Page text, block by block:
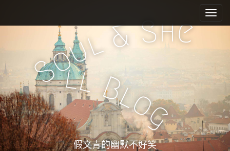
e
n
u
i
c
n
t
e
n
t
Soul&She
ll Bl
og
假文青的幽默不好笑